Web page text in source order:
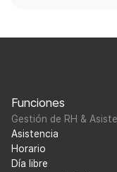
Funciones
Gestión de RH &
Asistencia
Horario
Día libre